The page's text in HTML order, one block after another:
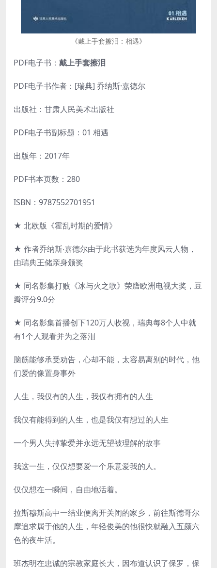
《戴上手套擦泪：相遇》
PDF电子书： 戴上手套擦泪
PDF电子书作者：[瑞典] 乔纳斯·嘉德尔
出版社：甘肃人民美术出版社
PDF电子书副标题：01 相遇
出版年：2017年
PDF书本页数：280
ISBN：9787552701951
★ 北欧版《霍乱时期的爱情》
★ 作者乔纳斯‧嘉德尔由于此书获选为年度风云人物，
由瑞典王储亲身颁奖
★ 同名影集打败《冰与火之歌》荣膺欧洲电视大奖，豆
瓣评分9.0分
★ 同名影集首播创下120万人收视，瑞典每8个人中就
有1个人观看并为之落泪
脑筋能够承受劝告，心却不能，太容易离别的时代，他
们爱的像置身事外
人生，我仅有的人生，我仅有拥有的人生
我仅有能得到的人生，也是我仅有想过的人生
一个男人失掉挚爱并永远无望被理解的故事
我这一生，仅仅想要爱一个乐意爱我的人。
仅仅想在一瞬间，自由地活着。
拉斯穆斯高中一结业便离开关闭的家乡，前往斯德哥尔
摩追求属于他的人生，年轻俊美的他很快就融入五颜六
色的夜生活。
班杰明在忠诚的宗教家庭长大，因布道认识了保罗，保